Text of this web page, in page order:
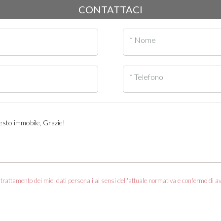
CONTATTACI
* Nome
* Telefono
dei miei dati personali ai sensi dell'attuale normativa e confermo di